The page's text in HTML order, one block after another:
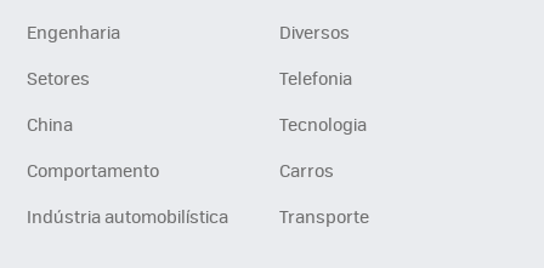
Engenharia
Diversos
Setores
Telefonia
China
Tecnologia
Comportamento
Carros
Indústria automobilística
Transporte